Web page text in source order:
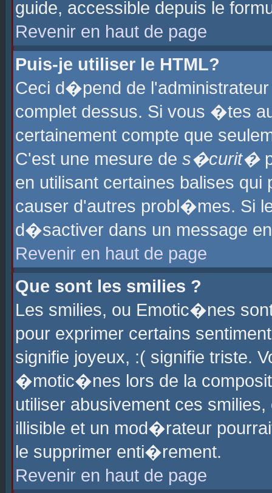
guide, accessible depuis le
Revenir en haut de page
Puis-je utiliser le HTML?
Ceci d�pend de
complet dessus. Si vous �tes
certainement compte que
C'est une mesure de s�curit�
en utilisant certaines balises
causer d'autres probl�mes. Si
d�sactiver dans un message
Revenir en haut de page
Que sont les smilies ?
Les smilies, ou Emotic�nes
pour exprimer certains
signifie joyeux, :( signifie triste.
�motic�nes lors de la
utiliser abusivement ces
illisible et un mod�rateur
le supprimer enti�rement.
Revenir en haut de page